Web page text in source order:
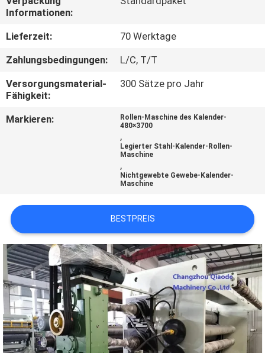
SIE
MIT
UNS
VERBINDUNG
SITEMAP
PRIVACY
POLICY
Informationen:
Lieferzeit:
70 Werktage
Zahlungsbedingungen:
L/C, T/T
Versorgungsmaterial-
Fähigkeit:
300 Sätze pro Jahr
Markieren:
Rollen-Maschine des Kalender-
480×3700
,
Legierter Stahl-Kalender-Rollen-
Maschine
,
Nichtgewebte Gewebe-Kalender-
Maschine
BESTPREIS